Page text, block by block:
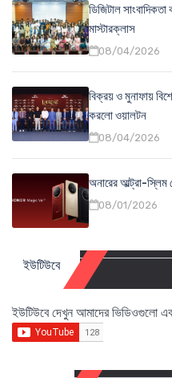
ডিজিটাল
মাস্টারক্লাস
08/04/2026
বিক্রয় ও মুনাফায়
করলো ওয়ালটন
08/04/2026
অনারের আল্ট্রা-স্লিম
08/01/2026
ইউটিউবে
ইউটিউবে দেখুন আমাদের ভিডিওগুলো